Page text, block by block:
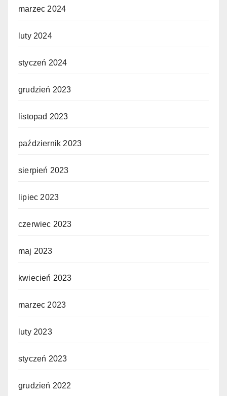
marzec 2024
luty 2024
styczeń 2024
grudzień 2023
listopad 2023
październik 2023
sierpień 2023
lipiec 2023
czerwiec 2023
maj 2023
kwiecień 2023
marzec 2023
luty 2023
styczeń 2023
grudzień 2022